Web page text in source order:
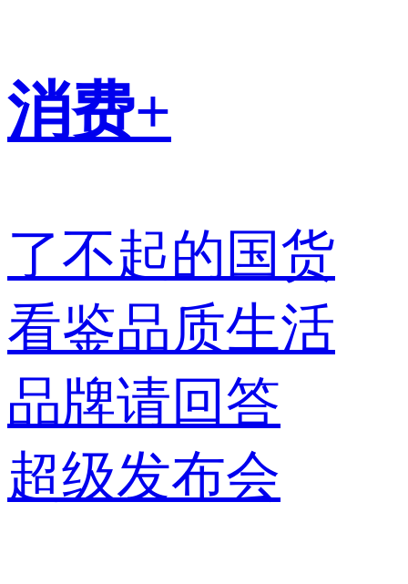
消费+
了不起的国货
看鉴品质生活
品牌请回答
超级发布会